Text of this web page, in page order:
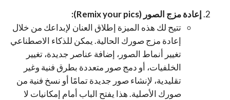
إعادة مزج الصور (Remix your pics):
تتيح لك هذه الميزة إطلاق العنان لإبداعك من خلال
إعادة مزج صورك الحالية. يمكن للذكاء الاصطناعي
تغيير أنماط الصور، إضافة عناصر جديدة، تغيير
الخلفيات، أو دمج صور متعددة بطرق فنية وغير
تقليدية، لإنشاء صور جديدة تمامًا أو نسخ فنية من
صورك الأصلية. هذا يفتح الباب أمام إمكانيات لا